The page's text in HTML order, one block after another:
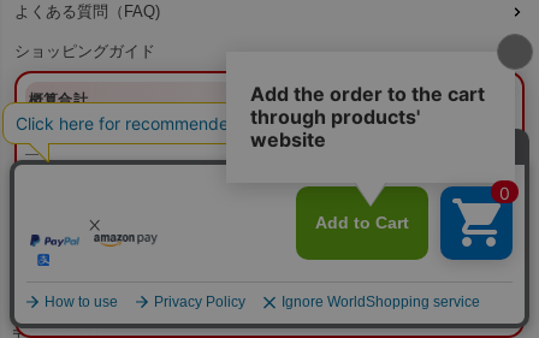
概算合計 ¥0 閉じる
納期目安：—
—
印刷サイズ：
—
— 2色目：2色印刷をしない
印刷代：
よくある質問（FAQ)
ショッピングガイド
新規会員登録
特定商取引法に基づく表記
プライバシーポリシー
特集ページ 一覧
株式会社 テンネット